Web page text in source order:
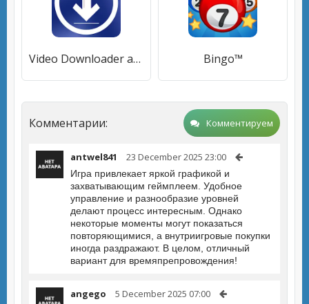
Video Downloader and Player Bingo™
Комментарии: Комментируем
antwel841 23 December 2025 23:00
Игра привлекает яркой графикой и
захватывающим геймплеем. Удобное
управление и разнообразие уровней
делают процесс интересным. Однако
некоторые моменты могут показаться
повторяющимися, а внутриигровые покупки
иногда раздражают. В целом, отличный
вариант для времяпрепровождения!
angego 5 December 2025 07:00